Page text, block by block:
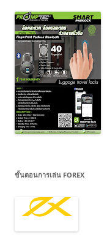
ขั้นตอนการเล่น FOREX